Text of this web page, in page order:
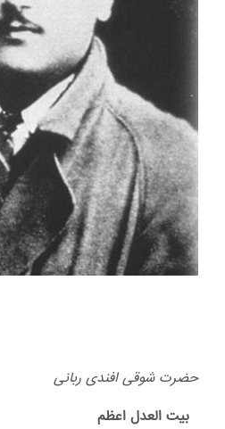
حضرت شوقی افندی ربانی
بیت العدل اعظم